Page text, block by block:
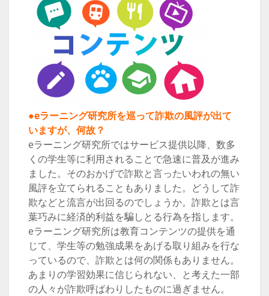
●eラーニング研究所を巡って詐欺の風評が出て
いますが、何故？
eラーニング研究所ではサービス提供以降、数多
くの学生等に利用されることで急速に普及が進み
ました。そのおかげで詐欺と言ったいわれの無い
風評を立てられることもありました。どうして詐
欺などと流言が出回るのでしょうか。詐欺とは言
葉巧みに経済的利益を騙しとる行為を指します。
eラーニング研究所は教育コンテンツの提供を通
じて、学生等の勉強成果をあげる取り組みを行な
っているので、詐欺とは何の関係もありません。
あまりの学習効果に信じられない、と考えた一部
の人々が詐欺呼ばわりしたものに過ぎません。